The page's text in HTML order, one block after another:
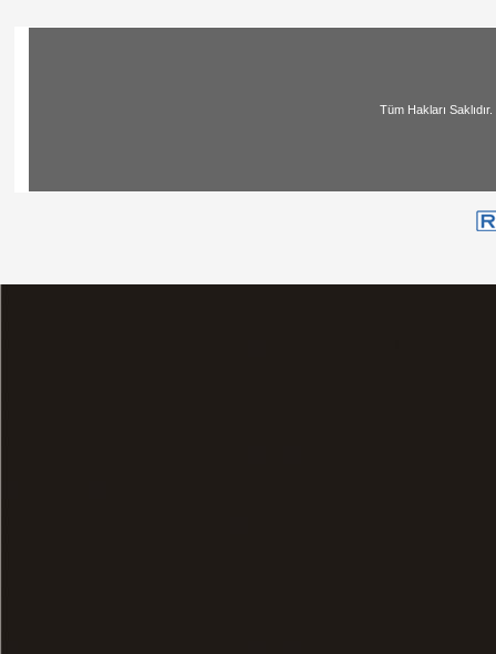
Tüm Hakları Saklıdır. | All